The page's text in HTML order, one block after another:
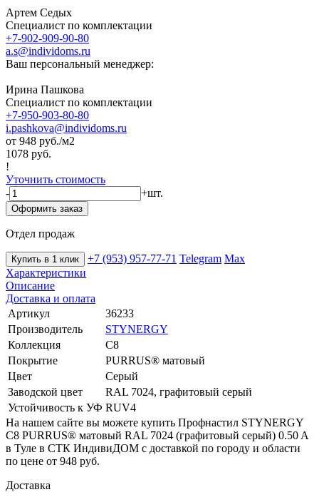
Артем Седых
Специалист по комплектации
+7-902-909-90-80
a.s@individoms.ru
Ваш персональный менеджер:
Ирина Пашкова
Специалист по комплектации
+7-950-903-80-80
i.pashkova@individoms.ru
от 948 руб./м2
1078 руб.
!
Уточнить стоимость
-
+шт.
Оформить заказ
Отдел продаж
Купить в 1 клик +7 (953) 957-77-71 Telegram Max
Характеристики
Описание
Доставка и оплата
Артикул
36233
Производитель
STYNERGY
Коллекция
С8
Покрытие
PURRUS® матовый
Цвет
Серый
Заводской цвет
RAL 7024, графитовый серый
Устойчивость к УФ RUV4
На нашем сайте вы можете купить Профнастил STYNERGY
С8 PURRUS® матовый RAL 7024 (графитовый серый) 0.50 A
в Туле в СТК ИндивиДОМ с доставкой по городу и области
по цене от 948 руб.
Доставка